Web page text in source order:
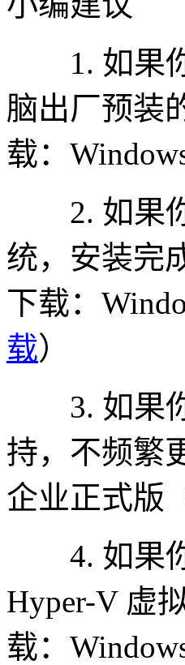
1. 如果你
脑出厂预装
载：
2. 如果你
统，安装完
下载：
载）
3. 如果你
持，不频繁
企业正式版
4. 如果你
Hyper-V 虚
载：